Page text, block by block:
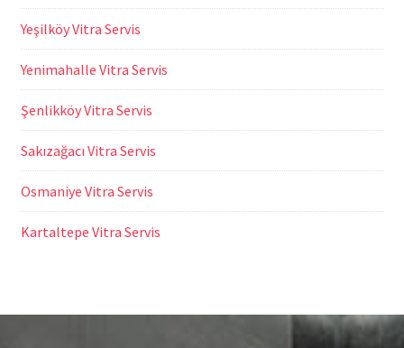
Yeşilköy Vitra Servis
Yenimahalle Vitra Servis
Şenlikköy Vitra Servis
Sakızağacı Vitra Servis
Osmaniye Vitra Servis
Kartaltepe Vitra Servis